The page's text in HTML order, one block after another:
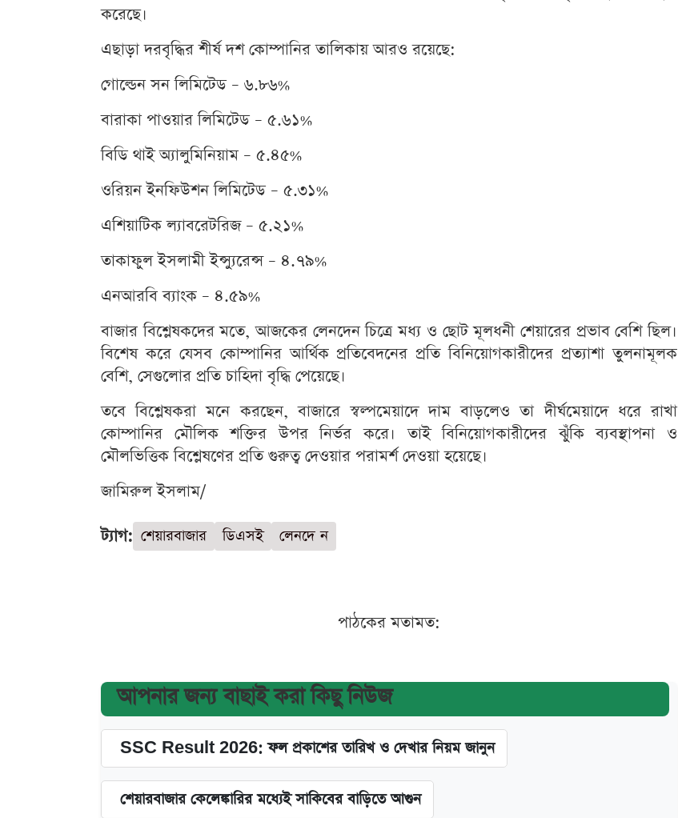
করেছে।
এছাড়া দরবৃদ্ধির শীর্ষ দশ কোম্পানির তালিকায় আরও রয়েছে:
গোল্ডেন সন লিমিটেড – ৬.৮৬%
বারাকা পাওয়ার লিমিটেড – ৫.৬১%
বিডি থাই অ্যালুমিনিয়াম – ৫.৪৫%
ওরিয়ন ইনফিউশন লিমিটেড – ৫.৩১%
এশিয়াটিক ল্যাবরেটরিজ – ৫.২১%
তাকাফুল ইসলামী ইন্স্যুরেন্স – ৪.৭৯%
এনআরবি ব্যাংক – ৪.৫৯%
বাজার বিশ্লেষকদের মতে, আজকের লেনদেন চিত্রে মধ্য ও ছোট মূলধনী শেয়ারের প্রভাব বেশি ছিল।
বিশেষ করে যেসব কোম্পানির আর্থিক প্রতিবেদনের প্রতি বিনিয়োগকারীদের প্রত্যাশা তুলনামূলক
বেশি, সেগুলোর প্রতি চাহিদা বৃদ্ধি পেয়েছে।
তবে বিশ্লেষকরা মনে করছেন, বাজারে স্বল্পমেয়াদে দাম বাড়লেও তা দীর্ঘমেয়াদে ধরে রাখা
কোম্পানির মৌলিক শক্তির উপর নির্ভর করে। তাই বিনিয়োগকারীদের ঝুঁকি ব্যবস্থাপনা ও
মৌলভিত্তিক বিশ্লেষণের প্রতি গুরুত্ব দেওয়ার পরামর্শ দেওয়া হয়েছে।
জামিরুল ইসলাম/
ট্যাগ: শেয়ারবাজার ডিএসই লেনদে ন
পাঠকের মতামত:
আপনার জন্য বাছাই করা কিছু নিউজ
SSC Result 2026: ফল প্রকাশের তারিখ ও দেখার নিয়ম জানুন
শেয়ারবাজার কেলেঙ্কারির মধ্যেই সাকিবের বাড়িতে আগুন